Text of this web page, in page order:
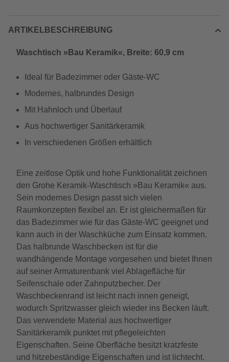
ARTIKELBESCHREIBUNG
Waschtisch »Bau Keramik«, Breite: 60,9 cm
Ideal für Badezimmer oder Gäste-WC
Modernes, halbrundes Design
Mit Hahnloch und Überlauf
Aus hochwertiger Sanitärkeramik
In verschiedenen Größen erhältlich
Eine zeitlose Optik und hohe Funktionalität zeichnen
den Grohe Keramik-Waschtisch »Bau Keramik« aus.
Sein modernes Design passt sich vielen
Raumkonzepten flexibel an. Er ist gleichermaßen für
das Badezimmer wie für das Gäste-WC geeignet und
kann auch in der Waschküche zum Einsatz kommen.
Das halbrunde Waschbecken ist für die
wandhängende Montage vorgesehen und bietet Ihnen
auf seiner Armaturenbank viel Ablagefläche für
Seifenschale oder Zahnputzbecher. Der
Waschbeckenrand ist leicht nach innen geneigt,
wodurch Spritzwasser gleich wieder ins Becken läuft.
Das verwendete Material aus hochwertiger
Sanitärkeramik punktet mit pflegeleichten
Eigenschaften. Seine Oberfläche besitzt kratzfeste
und hitzebeständige Eigenschaften und ist lichtecht.